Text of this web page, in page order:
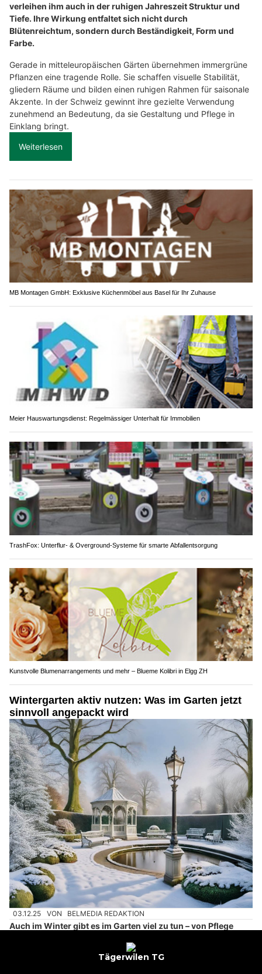
verleihen ihm auch in der ruhigen Jahreszeit Struktur und
Tiefe. Ihre Wirkung entfaltet sich nicht durch
Blütenreichtum, sondern durch Beständigkeit, Form und
Farbe.
Gerade in mitteleuropäischen Gärten übernehmen immergrüne
Pflanzen eine tragende Rolle. Sie schaffen visuelle Stabilität,
gliedern Räume und bilden einen ruhigen Rahmen für saisonale
Akzente. In der Schweiz gewinnt ihre gezielte Verwendung
zunehmend an Bedeutung, da sie Gestaltung und Pflege in
Einklang bringt.
Weiterlesen
MB Montagen GmbH: Exklusive Küchenmöbel aus Basel für Ihr Zuhause
Meier Hauswartungsdienst: Regelmässiger Unterhalt für Immobilien
TrashFox: Unterflur- & Overground-Systeme für smarte Abfallentsorgung
Kunstvolle Blumenarrangements und mehr – Blueme Kolibri in Elgg ZH
Wintergarten aktiv nutzen: Was im Garten jetzt
sinnvoll angepackt wird
03.12.25 VON BELMEDIA REDAKTION
Auch im Winter gibt es im Garten viel zu tun – von Pflege
Frühling. Jetzt aktiv werden lohnt sich für gesunde Pflanzen
und viel Freude im neuen Gartenjahr.